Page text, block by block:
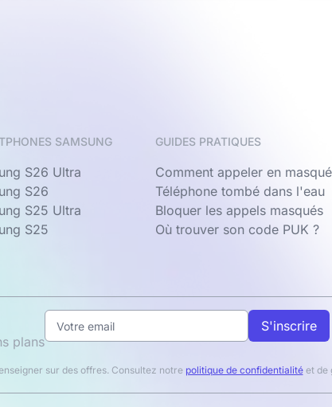
SAMSUNG
S26 Ultra
S26
S25 Ultra
S25
GUIDES PRATIQUES
Comment appeler en
Téléphone tombé dans l'eau
Bloquer les appels masqués
Où trouver son code PUK ?
plans
S'inscrire
sur des offres. Consultez notre politique de confidentialitéet de